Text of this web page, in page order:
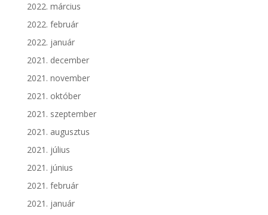
2022. március
2022. február
2022. január
2021. december
2021. november
2021. október
2021. szeptember
2021. augusztus
2021. július
2021. június
2021. február
2021. január